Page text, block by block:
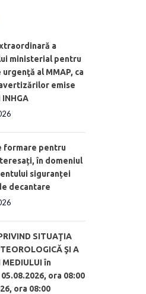
a
ministerial pentru
al MMAP, ca
emise
INHGA
formare pentru
în domeniul
siguranței
decantare
SITUAŢIA
ŞI A
MEDIULUI în
ora 08:00
ora 08:00